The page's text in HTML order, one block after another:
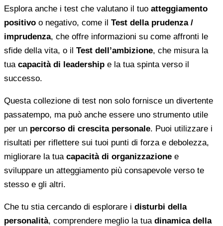
Esplora anche i test che valutano il tuo atteggiamento
positivo o negativo, come il Test della prudenza /
imprudenza, che offre informazioni su come affronti le
sfide della vita, o il Test dell’ambizione, che misura la
tua capacità di leadership e la tua spinta verso il
successo.
Questa collezione di test non solo fornisce un divertente
passatempo, ma può anche essere uno strumento utile
per un percorso di crescita personale. Puoi utilizzare i
risultati per riflettere sui tuoi punti di forza e debolezza,
migliorare la tua capacità di organizzazione e
sviluppare un atteggiamento più consapevole verso te
stesso e gli altri.
Che tu stia cercando di esplorare i disturbi della
personalità, comprendere meglio la tua dinamica della